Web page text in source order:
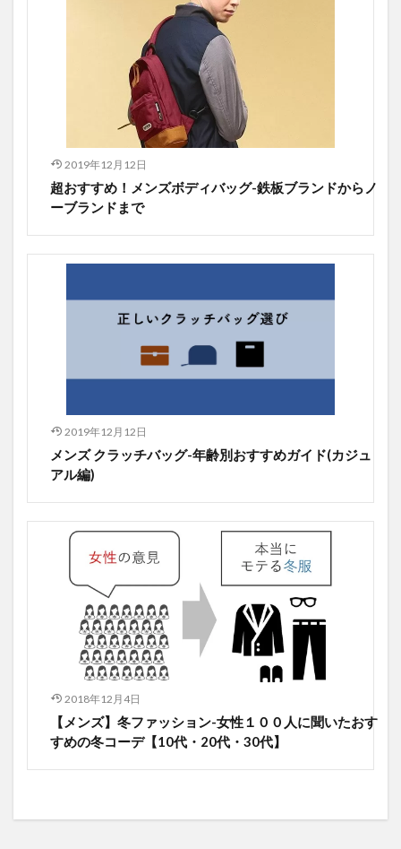
2019年12月12日
超おすすめ！メンズボディバッグ-鉄板ブランドからノ
ーブランドまで
2019年12月12日
メンズ クラッチバッグ-年齢別おすすめガイド(カジュ
アル編)
2018年12月4日
【メンズ】冬ファッション-女性１００人に聞いたおす
すめの冬コーデ【10代・20代・30代】